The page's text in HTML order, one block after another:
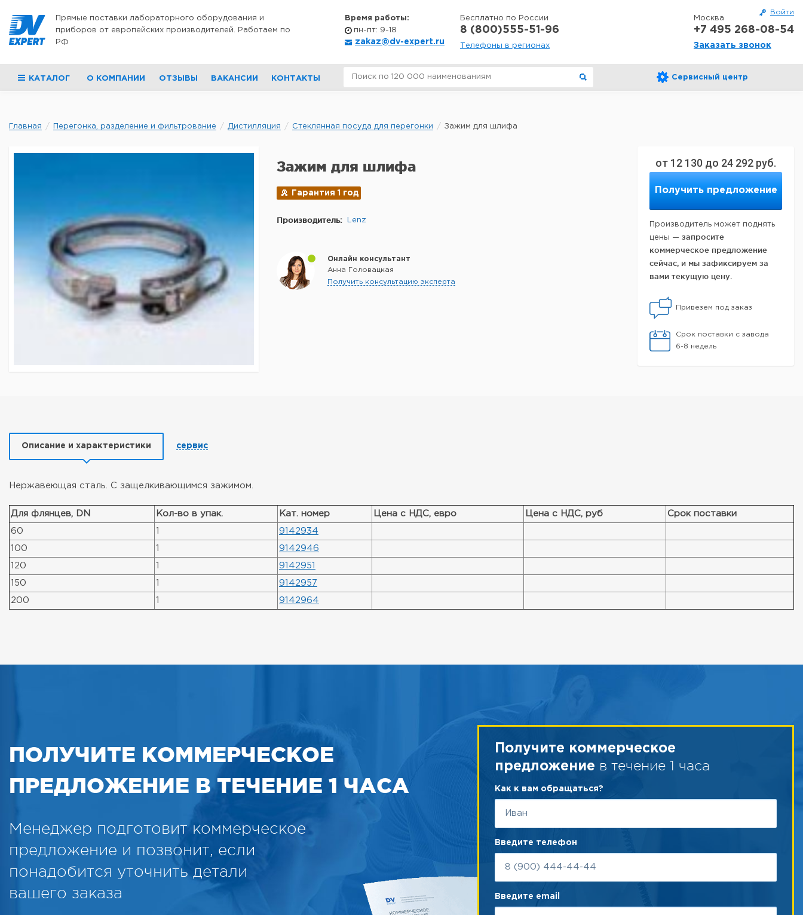
Войти
Прямые поставки лабораторного оборудования и
приборов от европейских производителей. Работаем по
РФ
Время работы:
пн-пт: 9-18
zakaz@dv-expert.ru
Бесплатно по России
8 (800)555-51-96
Телефоны в регионах
Москва
+7 495 268-08-54
Заказать звонок
КАТАЛОГ О КОМПАНИИ ОТЗЫВЫ ВАКАНСИИ КОНТАКТЫ Сервисный центр
Главная Перегонка, разделение и фильтрование Дистилляция Стеклянная посуда для перегонки Зажим для шлифа
от 12 130 до 24 292 руб.
Получить предложение
Производитель может поднять
цены — запросите
коммерческое предложение
сейчас, и мы зафиксируем за
вами текущую цену.
Привезем под заказ
Срок поставки с завода
6-8 недель
Зажим для шлифа
Гарантия 1 год
Производитель: Lenz
Онлайн консультант
Анна Головацкая
Получить консультацию эксперта
Описание и характеристики сервис
Нержавеющая сталь. С защелкивающимся зажимом.
Для флянцев, DN Кол-во в упак. Кат. номер Цена с НДС, евро Цена с НДС, руб Срок поставки
60 9142934
100 9142946
120 9142951
150 9142957
200 9142964
ПОЛУЧИТЕ КОММЕРЧЕСКОЕ
ПРЕДЛОЖЕНИЕ В ТЕЧЕНИЕ 1 ЧАСА
Менеджер подготовит коммерческое
предложение и позвонит, если
понадобится уточнить детали
вашего заказа
Получите коммерческое
предложение в течение 1 часа
Как к вам обращаться?
Введите телефон
Введите email